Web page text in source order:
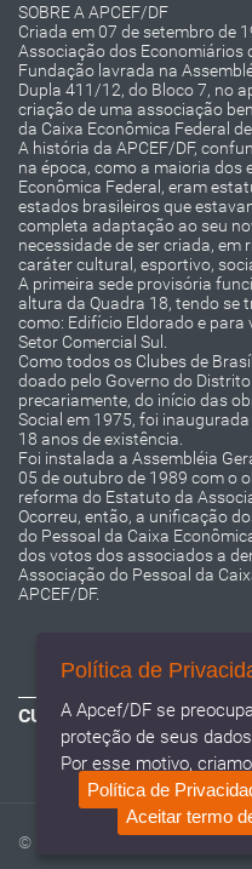
SOBRE A APCEF/DF
Criada em 07 de setembro de
Associação dos Economiários
Fundação lavrada na
Dupla 411/12, do Bloco 7, no
criação de uma associação
da Caixa Econômica Federal
A história da APCEF/DF,
na época, como a maioria dos
Econômica Federal, eram
estados brasileiros que
completa adaptação ao seu
necessidade de ser criada,
caráter cultural, esportivo,
A primeira sede provisória
altura da Quadra 18, tendo se
como: Edifício Eldorado e
Setor Comercial Sul.
Como todos os Clubes de
doado pelo Governo do
precariamente, do início das
Social em 1975, foi
18 anos de existência.
Foi instalada a Assembléia
05 de outubro de 1989 com o
reforma do Estatuto da
Ocorreu, então, a unificação
do Pessoal da Caixa
dos votos dos associados a
Associação do Pessoal da
APCEF/DF.
CURTA NOSSA PÁGINA
Política de
A Apcef/DF se
proteção de seus
Por esse motivo,
Política de
Aceitar termo
© 2020 APCEF. Todos os